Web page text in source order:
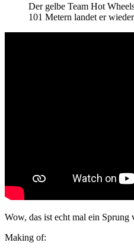
Der gelbe Team Hot
101 Metern landet er
Wow, das ist echt mal ein Sprung
Making of: